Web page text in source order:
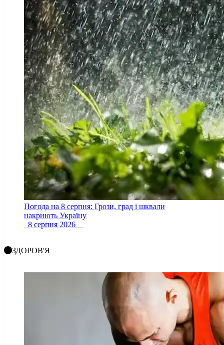
Погода на 8 серпня: Грози, град і шквали
накриють Україну
8 серпня 2026
ЗДОРОВ'Я